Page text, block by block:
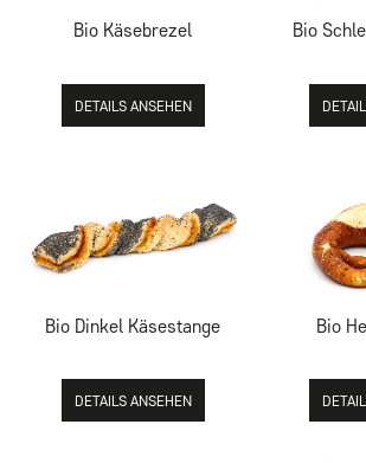
Bio Käsebrezel
DETAILS ANSEHEN
Bio
Bio Dinkel Käsestange
DETAILS ANSEHEN
Bio